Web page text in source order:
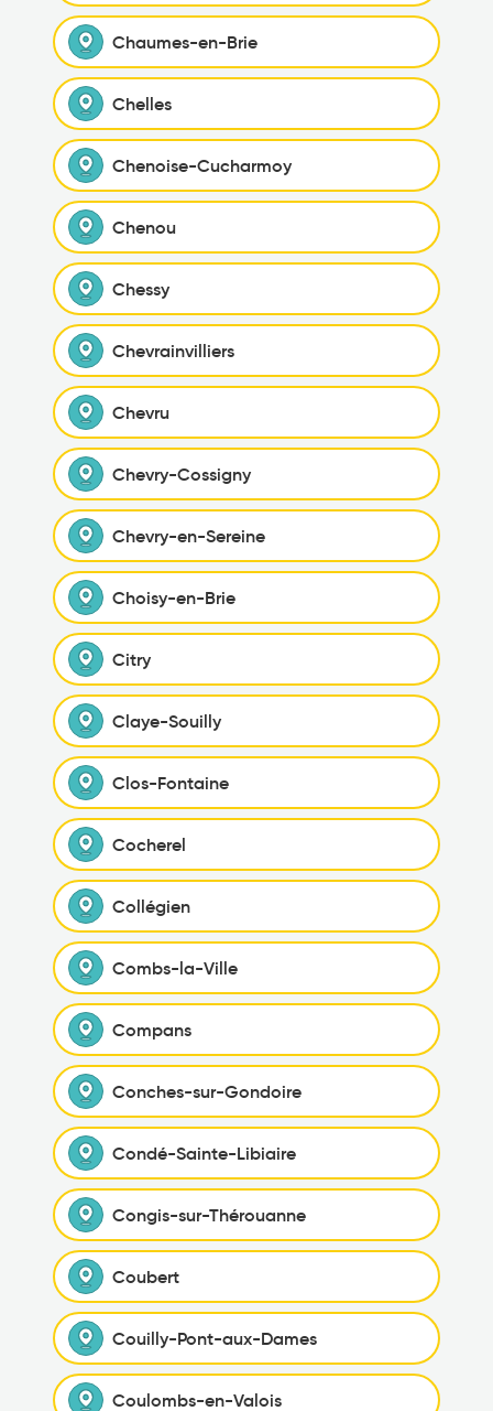
Chaumes-en-Brie
Chelles
Chenoise-Cucharmoy
Chenou
Chessy
Chevrainvilliers
Chevru
Chevry-Cossigny
Chevry-en-Sereine
Choisy-en-Brie
Citry
Claye-Souilly
Clos-Fontaine
Cocherel
Collégien
Combs-la-Ville
Compans
Conches-sur-Gondoire
Condé-Sainte-Libiaire
Congis-sur-Thérouanne
Coubert
Couilly-Pont-aux-Dames
Coulombs-en-Valois